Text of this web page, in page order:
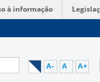
à informação
A- A A+